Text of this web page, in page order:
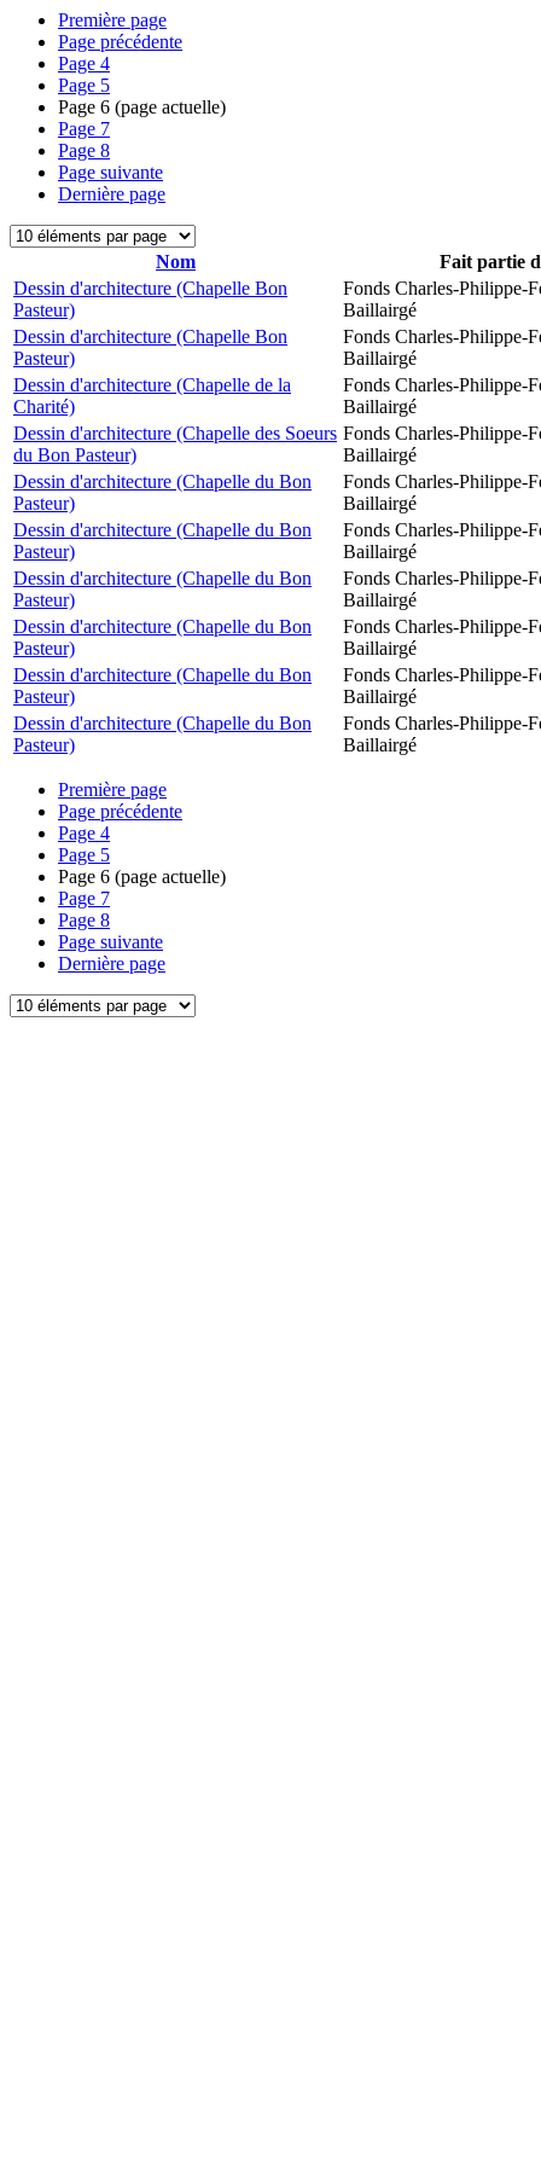
Première page
Page précédente
Page 4
Page 5
Page 6 (page actuelle)
Page 7
Page 8
Page suivante
Dernière page
Nom
Fait partie
Dessin d'architecture (Chapelle Bon
Pasteur)
Fonds Charles-Philippe-
Baillairgé
Dessin d'architecture (Chapelle Bon
Pasteur)
Fonds Charles-Philippe-
Baillairgé
Dessin d'architecture (Chapelle de la
Charité)
Fonds Charles-Philippe-
Baillairgé
Dessin d'architecture (Chapelle des Soeurs
du Bon Pasteur)
Fonds Charles-Philippe-
Baillairgé
Dessin d'architecture (Chapelle du Bon
Pasteur)
Fonds Charles-Philippe-
Baillairgé
Dessin d'architecture (Chapelle du Bon
Pasteur)
Fonds Charles-Philippe-
Baillairgé
Dessin d'architecture (Chapelle du Bon
Pasteur)
Fonds Charles-Philippe-
Baillairgé
Dessin d'architecture (Chapelle du Bon
Pasteur)
Fonds Charles-Philippe-
Baillairgé
Dessin d'architecture (Chapelle du Bon
Pasteur)
Fonds Charles-Philippe-
Baillairgé
Dessin d'architecture (Chapelle du Bon
Pasteur)
Fonds Charles-Philippe-
Baillairgé
Première page
Page précédente
Page 4
Page 5
Page 6 (page actuelle)
Page 7
Page 8
Page suivante
Dernière page